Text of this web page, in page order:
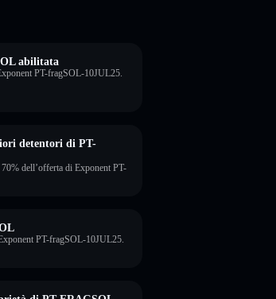
abilitata
PT-fragSOL-10JUL25.
detentori di PT-
dell’offerta di Exponent PT-
PT-fragSOL-10JUL25.